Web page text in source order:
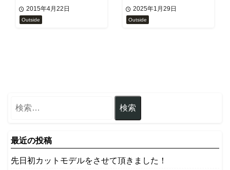
2015年4月22日
Outside
2025年1月29日
Outside
最近の投稿
先日初カットモデルをさせて頂きました！